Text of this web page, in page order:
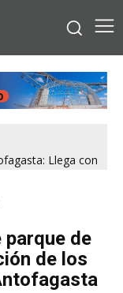
Llega con
de
de los